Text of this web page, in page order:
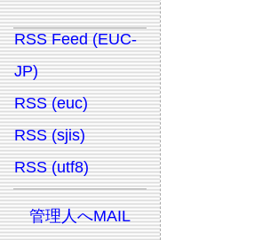
RSS Feed (EUC-
JP)
RSS (euc)
RSS (sjis)
RSS (utf8)
管理人へMAIL